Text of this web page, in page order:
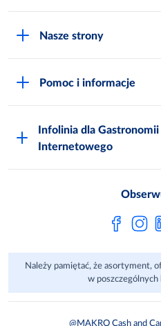
Zgłoś naruszenie
Inspektor Ochrony
Metro AG
Sprawozdanie
Nasze strony
Polskie Skarby Kulinarne
Zgody marketingowe
Pomoc i informacje
FAQ
Jak kupować w
Regulaminy Klienta
Regulaminy akcji
Aplikacje mobilne
Infolinia dla
Internetowego
Należy pamiętać, że asortyment,
w poszczególnych
@MAKRO Cash and